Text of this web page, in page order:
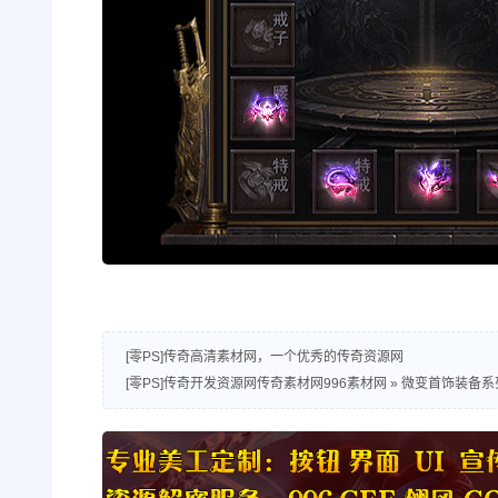
[零PS]传奇高清素材网，一个优秀的传奇资源网
[零PS]传奇开发资源网传奇素材网996素材网 » 微变首饰装备